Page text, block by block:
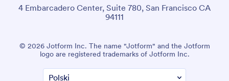
4 Embarcadero Center, Suite 780, San Francisco CA
94111
© 2026 Jotform Inc. The name "Jotform" and the Jotform
logo are registered trademarks of Jotform Inc.